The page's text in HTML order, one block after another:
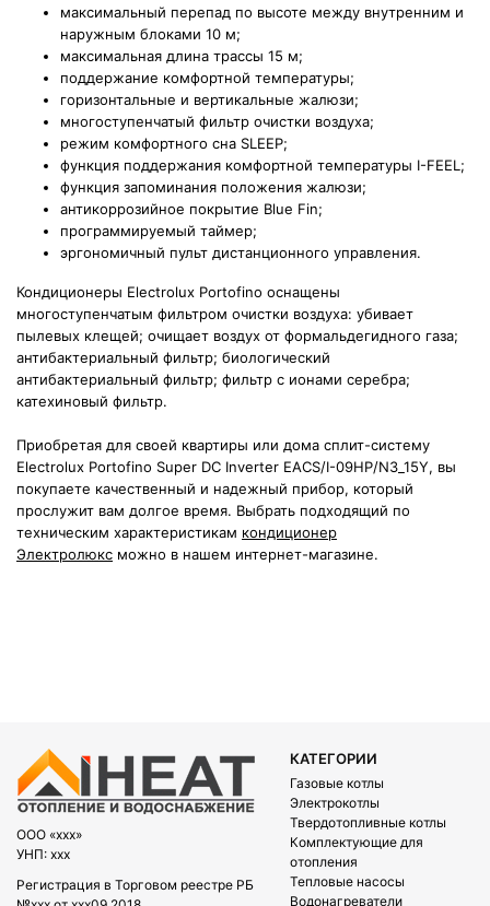
максимальный перепад по высоте между внутренним и
наружным блоками 10 м;
максимальная длина трассы 15 м;
поддержание комфортной температуры;
горизонтальные и вертикальные жалюзи;
многоступенчатый фильтр очистки воздуха;
режим комфортного сна SLEEP;
функция поддержания комфортной температуры I-FEEL;
функция запоминания положения жалюзи;
антикоррозийное покрытие Blue Fin;
программируемый таймер;
эргономичный пульт дистанционного управления.
Кондиционеры Electrolux Portofino оснащены
многоступенчатым фильтром очистки воздуха: убивает
пылевых клещей; очищает воздух от формальдегидного газа;
антибактериальный фильтр; биологический
антибактериальный фильтр; фильтр с ионами серебра;
катехиновый фильтр.
Приобретая для своей квартиры или дома сплит-систему
Electrolux Portofino Super DC Inverter EACS/I-09HP/N3_15Y, вы
покупаете качественный и надежный прибор, который
прослужит вам долгое время. Выбрать подходящий по
техническим характеристикам кондиционер
Электролюкс можно в нашем интернет-магазине.
OOO «xxx»
УНП: xxx
Регистрация в Торговом реестре РБ
КАТЕГОРИИ
Газовые котлы
Электрокотлы
Твердотопливные котлы
Комплектующие для
отопления
Тепловые насосы
Водонагреватели